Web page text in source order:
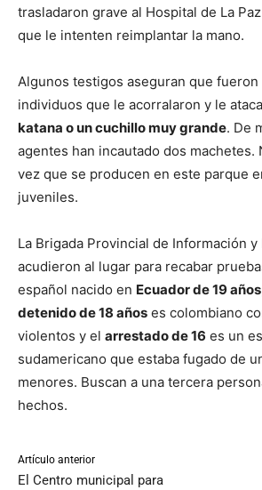
trasladaron grave al Hospital de La
que le intenten reimplantar la mano.
Algunos testigos aseguran que fueron
individuos que le acorralaron y le
katana o un cuchillo muy grande. De
agentes han incautado dos machetes.
vez que se producen en este parque
juveniles.
La Brigada Provincial de Información
acudieron al lugar para recabar
español nacido en Ecuador de 19 años
detenido de 18 años es colombiano
violentos y el arrestado de 16 es un
sudamericano que estaba fugado de
menores. Buscan a una tercera
hechos.
Artículo anterior
El Centro municipal para